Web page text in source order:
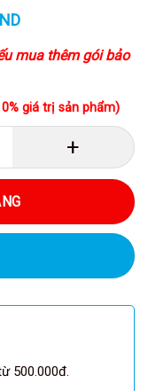
Giá
hiện
tại
mua thêm gói bảo
giá trị sản phẩm)
- Hub chuyển đổi
500.000đ.